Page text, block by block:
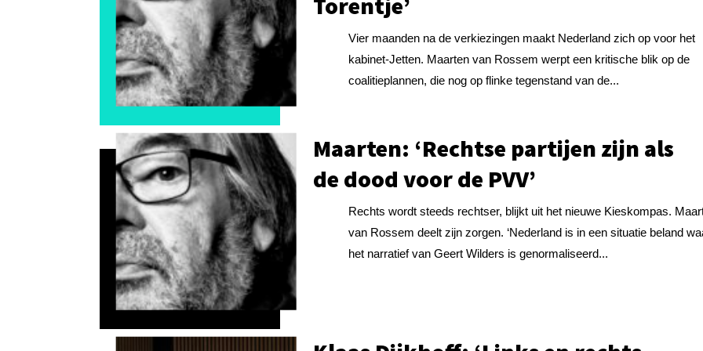
Vier maanden na de verkiezingen maakt Nederland zich op voor het
kabinet-Jetten. Maarten van Rossem werpt een kritische blik op de
coalitieplannen, die nog op flinke tegenstand van de...
Maarten: ‘Rechtse partijen zijn als
de dood voor de PVV’
Rechts wordt steeds rechtser, blijkt uit het nieuwe Kieskompas.
van Rossem deelt zijn zorgen. ‘Nederland is in een situatie beland
het narratief van Geert Wilders is genormaliseerd...